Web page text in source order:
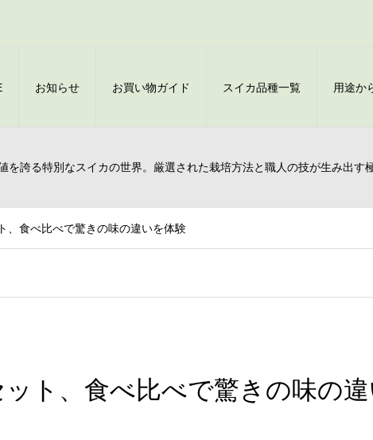
お知らせ お買い物ガイド スイカ品種一覧 用途か
を誇る特別なスイカの世界。厳選された栽培方法と職人の技が生み出す
、食べ比べで驚きの味の違いを体験
ト、食べ比べで驚きの味の